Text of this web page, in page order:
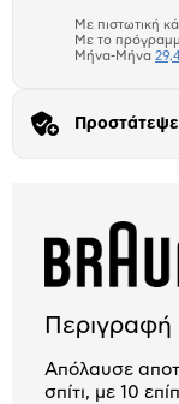
Με πιστωτική
Με το
Μήνα-Μήνα
Περιγραφή
Απόλαυσε
σπίτι, με 10